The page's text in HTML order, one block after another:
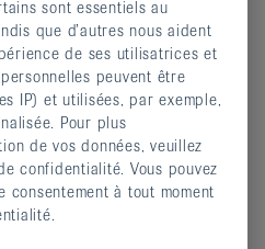
sont essentiels au
que d’autres nous aident
de ses utilisatrices et
peuvent être
IP) et utilisées, par exemple,
Pour plus
de vos données, veuillez
confidentialité. Vous pouvez
à tout moment